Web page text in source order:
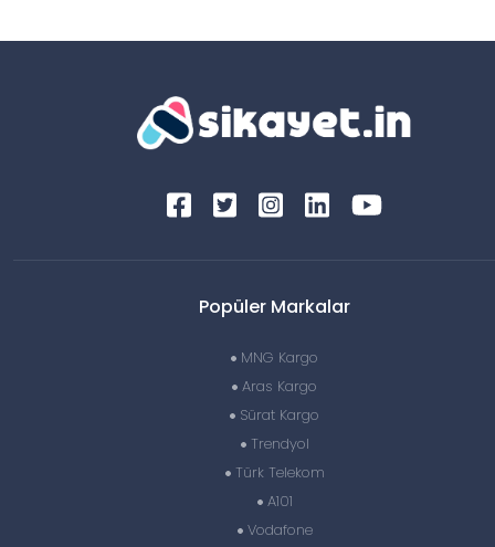
Popüler Markalar
MNG Kargo
Aras Kargo
Sürat Kargo
Trendyol
Türk Telekom
A101
Vodafone